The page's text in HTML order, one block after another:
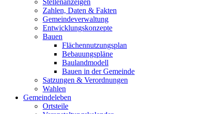
Stellenanzeigen
Zahlen, Daten & Fakten
Gemeindeverwaltung
Entwicklungskonzepte
Bauen
Flächennutzungsplan
Bebauungspläne
Baulandmodell
Bauen in der Gemeinde
Satzungen & Verordnungen
Wahlen
Gemeindeleben
Ortsteile